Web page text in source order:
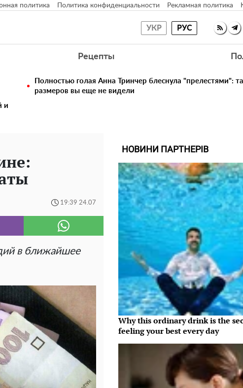
политика Политика конфиденциальности Рекламная политика
УКР РУС
Рецепты
Полностью голая Анна Тринчер блеснула "прелестями":
размеров вы еще не видели
и
19:39 24.07
в ближайшее
НОВИНИ ПАРТНЕРІВ
Why this ordinary drink is the
feeling your best every day